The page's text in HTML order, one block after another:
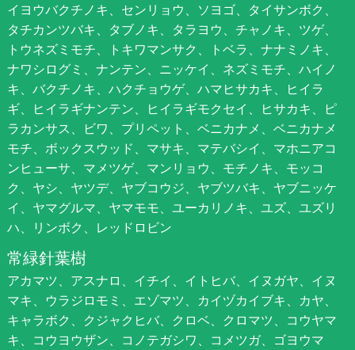
イヨウバクチノキ、センリョウ、ソヨゴ、タイサンボク、
タチカンツバキ、タブノキ、タラヨウ、チャノキ、ツゲ、
トウネズミモチ、トキワマンサク、トベラ、ナナミノキ、
ナワシログミ、ナンテン、ニッケイ、ネズミモチ、ハイノ
キ、バクチノキ、ハクチョウゲ、ハマヒサカキ、ヒイラ
ギ、ヒイラギナンテン、ヒイラギモクセイ、ヒサカキ、ピ
ラカンサス、ビワ、プリペット、ベニカナメ、ベニカナメ
モチ、ボックスウッド、マサキ、マテバシイ、マホニアコ
ンヒューサ、マメツゲ、マンリョウ、モチノキ、モッコ
ク、ヤシ、ヤツデ、ヤブコウジ、ヤブツバキ、ヤブニッケ
イ、ヤマグルマ、ヤマモモ、ユーカリノキ、ユズ、ユズリ
ハ、リンボク、レッドロビン
常緑針葉樹
アカマツ、アスナロ、イチイ、イトヒバ、イヌガヤ、イヌ
マキ、ウラジロモミ、エゾマツ、カイヅカイブキ、カヤ、
キャラボク、クジャクヒバ、クロベ、クロマツ、コウヤマ
キ、コウヨウザン、コノテガシワ、コメツガ、ゴヨウマ